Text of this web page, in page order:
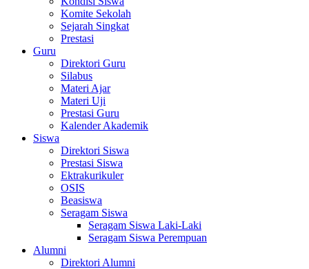
Komite Sekolah
Sejarah Singkat
Prestasi
Guru
Direktori Guru
Silabus
Materi Ajar
Materi Uji
Prestasi Guru
Kalender Akademik
Siswa
Direktori Siswa
Prestasi Siswa
Ektrakurikuler
OSIS
Beasiswa
Seragam Siswa
Seragam Siswa Laki-Laki
Seragam Siswa Perempuan
Alumni
Direktori Alumni